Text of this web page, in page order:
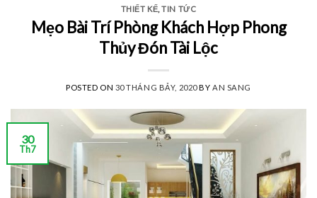
THIẾT KẾ,TIN TỨC
Mẹo Bài Trí Phòng Khách Hợp Phong
Thủy Đón Tài Lộc
POSTED ON 30 THÁNG BẢY, 2020BY AN SANG
30
Th7